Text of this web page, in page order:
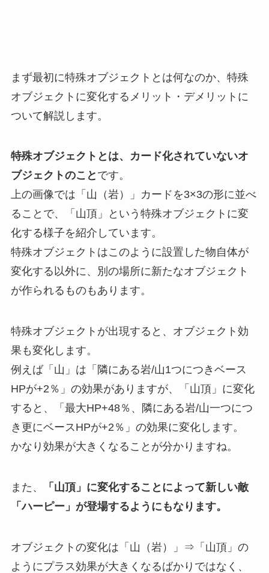
まず最初に特殊オブジェクトとは何なのか、特殊
オブジェクトに変化するメリット・デメリットに
ついて解説します。
特殊オブジェクトとは、カード化されていないオ
ブジェクトのこと です。
上の画像では「山（岩）」カードを3×3の形に並べ
ることで、「山頂」という特殊オブジェクトに変
化する様子を紹介しています。
特殊オブジェクトはこのように設置した物自体が
変化する 以外に、別の場所に新たなオブジェクト
が作られるものもあります。
特殊オブジェクトが出現すると、 オブジェクト効
果も変化します。
例えば「山」は「隣にある岩/山1つにつきベース
HPが+2％」の効果がありますが、「山頂」に変化
すると、「最大HP+48％、隣にある岩/山一つにつ
き更にベースHPが+2％」の効果に変化します。
かなり効果が大きくなることが分かりますね。
また、
「山頂」に変化することによって新しい敵
「ハーピー」が登場するようにもなります。
オブジェクトの変化は「山（岩）」⇒「山頂」の
ようにプラス効果が大きくなるばかりではなく、